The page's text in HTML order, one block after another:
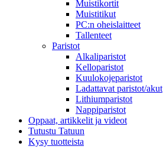
Muistikortit
Muistitikut
PC:n oheislaitteet
Tallenteet
Paristot
Alkaliparistot
Kelloparistot
Kuulokojeparistot
Ladattavat paristot/akut
Lithiumparistot
Nappiparistot
Oppaat, artikkelit ja videot
Tutustu Tatuun
Kysy tuotteista